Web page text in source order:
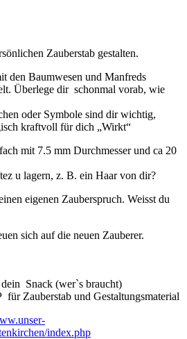
Zauberstab gestalten.
den Baumwesen und Manfreds
Überlege dir schonmal vorab, wie
oder Symbole sind dir wichtig,
kraftvoll für dich „Wirkt“
mit 7.5 mm Durchmesser und ca 20
u lagern, z. B. ein Haar von dir?
eigenen Zauberspruch. Weisst du
sich auf die neuen Zauberer.
Snack (wer`s braucht)
für Zauberstab und Gestaltungsmaterial
index.php